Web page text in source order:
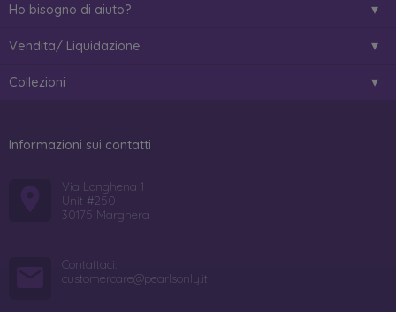
Ho bisogno di aiuto?
Vendita/ Liquidazione
Collezioni
Informazioni sui contatti
Via Longhena 1
Unit #250
30175 Marghera
Contattaci:
customercare@pearlsonly.it